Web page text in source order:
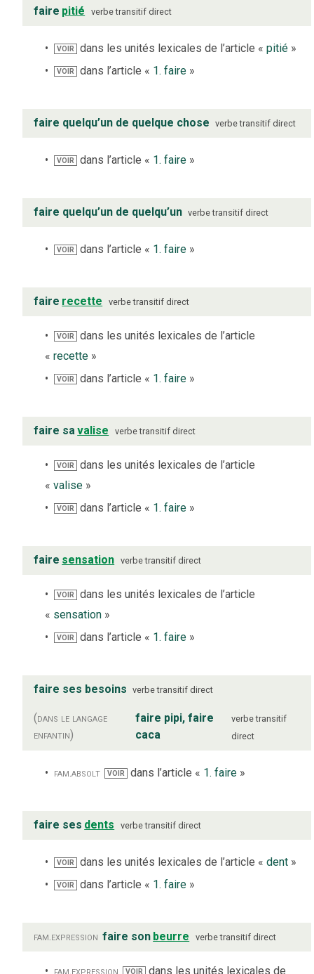
faire pitié verbe transitif direct
VOIR dans les unités lexicales de l’article «pitié »
VOIR dans l’article « 1. faire »
faire quelqu’un de quelque chose verbe transitif direct
VOIR dans l’article « 1. faire »
faire quelqu’un de quelqu’un verbe transitif direct
VOIR dans l’article « 1. faire »
faire recette verbe transitif direct
VOIR
dans les unités lexicales de l’article
« recette »
VOIR dans l’article « 1. faire »
faire savalise verbe transitif direct
VOIR
dans les unités lexicales de l’article
« valise »
VOIR dans l’article « 1. faire »
faire sensation verbe transitif direct
VOIR
dans les unités lexicales de l’article
« sensation »
VOIR dans l’article « 1. faire »
faire ses besoins verbe transitif direct
(dans le langage
enfantin)
faire pipi, faire
caca
verbe transitif
direct
fam. absolt VOIR dans l’article « 1. faire»
faire ses dents verbe transitif direct
VOIR dans les unités lexicales de l’article «dent »
VOIR dans l’article « 1. faire »
fam. expression faire son beurre verbe transitif direct
fam. expression VOIR dans les unités lexicales de